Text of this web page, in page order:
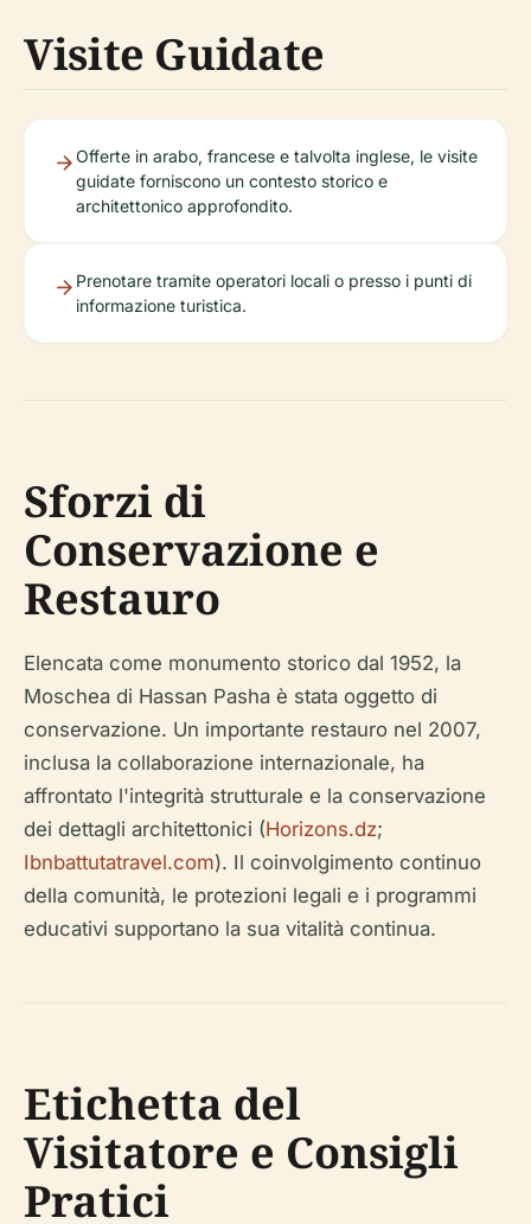
Visite Guidate
Offerte in arabo, francese e talvolta inglese, le visite
guidate forniscono un contesto storico e
architettonico approfondito.
Prenotare tramite operatori locali o presso i punti di
informazione turistica.
Sforzi di
Conservazione e
Restauro
Elencata come monumento storico dal 1952, la
Moschea di Hassan Pasha è stata oggetto di
conservazione. Un importante restauro nel 2007,
inclusa la collaborazione internazionale, ha
affrontato l'integrità strutturale e la conservazione
dei dettagli architettonici (Horizons.dz;
Ibnbattutatravel.com). Il coinvolgimento continuo
della comunità, le protezioni legali e i programmi
educativi supportano la sua vitalità continua.
Etichetta del
Visitatore e Consigli
Pratici